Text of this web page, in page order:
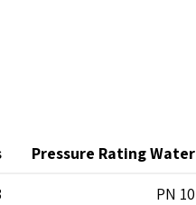
Pressure Rating Water
PN 10